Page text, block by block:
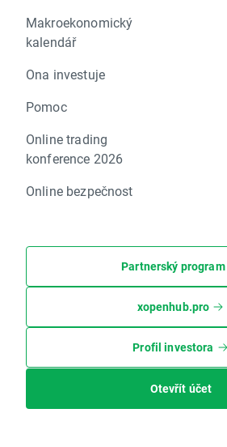
Makroekonomický
kalendář
Ona investuje
Pomoc
Online trading
konference 2026
Online bezpečnost
Partnerský program
xopenhub.pro
Profil investora
Otevřít účet